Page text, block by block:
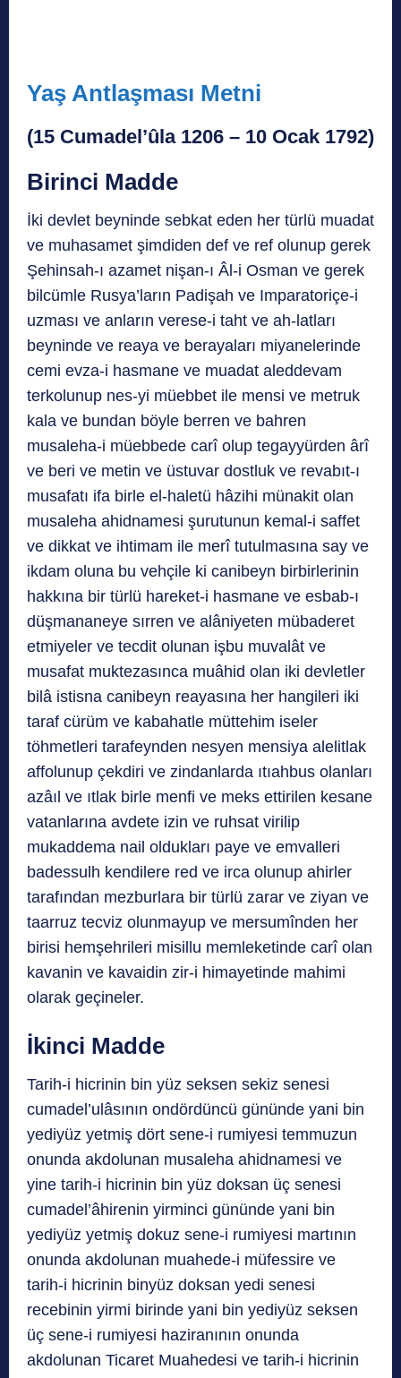
Yaş Antlaşması Metni
(15 Cumadel’ûla 1206 – 10 Ocak 1792)
Birinci Madde
İki devlet beyninde sebkat eden her türlü muadat
ve muhasamet şimdiden def ve ref olunup gerek
Şehinsah-ı azamet nişan-ı Âl-i Osman ve gerek
bilcümle Rusya’ların Padişah ve Imparatoriçe-i
uzması ve anların verese-i taht ve ah-latları
beyninde ve reaya ve berayaları miyanelerinde
cemi evza-i hasmane ve muadat aleddevam
terkolunup nes-yi müebbet ile mensi ve metruk
kala ve bundan böyle berren ve bahren
musaleha-i müebbede carî olup tegayyürden ârî
ve beri ve metin ve üstuvar dostluk ve revabıt-ı
musafatı ifa birle el-haletü hâzihi münakit olan
musaleha ahidnamesi şurutunun kemal-i saffet
ve dikkat ve ihtimam ile merî tutulmasına say ve
ikdam oluna bu vehçile ki canibeyn birbirlerinin
hakkına bir türlü hareket-i hasmane ve esbab-ı
düşmananeye sırren ve alâniyeten mübaderet
etmiyeler ve tecdit olunan işbu muvalât ve
musafat muktezasınca muâhid olan iki devletler
bilâ istisna canibeyn reayasına her hangileri iki
taraf cürüm ve kabahatle müttehim iseler
töhmetleri tarafeynden nesyen mensiya alelitlak
affolunup çekdiri ve zindanlarda ıtıahbus olanları
azâıl ve ıtlak birle menfi ve meks ettirilen kesane
vatanlarına avdete izin ve ruhsat virilip
mukaddema nail oldukları paye ve emvalleri
badessulh kendilere red ve irca olunup ahirler
tarafından mezburlara bir türlü zarar ve ziyan ve
taarruz tecviz olunmayup ve mersumînden her
birisi hemşehrileri misillu memleketinde carî olan
kavanin ve kavaidin zir-i himayetinde mahimi
olarak geçineler.
İkinci Madde
Tarih-i hicrinin bin yüz seksen sekiz senesi
cumadel’ulâsının ondördüncü gününde yani bin
yediyüz yetmiş dört sene-i rumiyesi temmuzun
onunda akdolunan musaleha ahidnamesi ve
yine tarih-i hicrinin bin yüz doksan üç senesi
cumadel’âhirenin yirminci gününde yani bin
yediyüz yetmiş dokuz sene-i rumiyesi martının
onunda akdolunan muahede-i müfessire ve
tarih-i hicrinin binyüz doksan yedi senesi
recebinin yirmi birinde yani bin yediyüz seksen
üç sene-i rumiyesi haziranının onunda
akdolunan Ticaret Muahedesi ve tarih-i hicrinin